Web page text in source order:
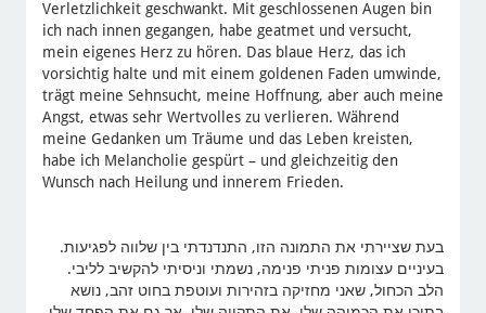
Verletzlichkeit geschwankt. Mit geschlossenen Augen bin
ich nach innen gegangen, habe geatmet und versucht,
mein eigenes Herz zu hören. Das blaue Herz, das ich
vorsichtig halte und mit einem goldenen Faden umwinde,
trägt meine Sehnsucht, meine Hoffnung, aber auch meine
Angst, etwas sehr Wertvolles zu verlieren. Während
meine Gedanken um Träume und das Leben kreisten,
habe ich Melancholie gespürt – und gleichzeitig den
Wunsch nach Heilung und innerem Frieden.
בעת שציירתי את התמונה הזו, התנדנדתי בין שלווה לפגיעות.
בעיניים עצומות פניתי פנימה, נשמתי וניסיתי להקשיב לליבי.
הלב הכחול, שאני מחזיקה בזהירות ועוטפת בחוט זהב, נושא